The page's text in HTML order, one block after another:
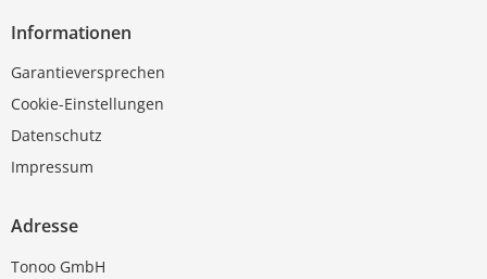
Informationen
Garantieversprechen
Cookie-Einstellungen
Datenschutz
Impressum
Adresse
Tonoo GmbH